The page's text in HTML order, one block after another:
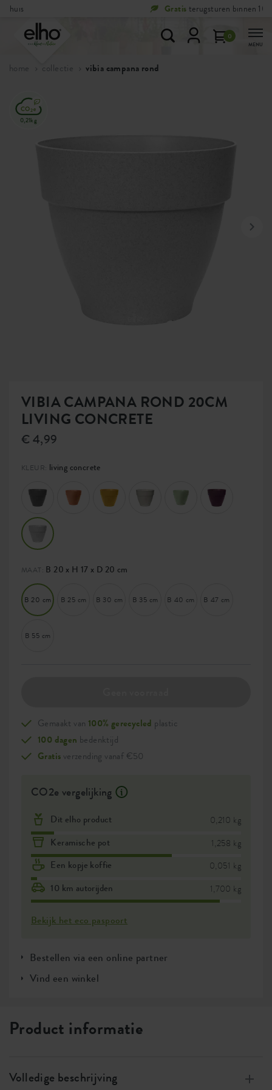
terugsturen binnen 100 dagen
0
MENU
home collectie vibia campana rond
VIBIA CAMPANA ROND 20CM
LIVING CONCRETE
€ 4,99
KLEUR: living concrete
MAAT: B 20 x H 17 x D 20 cm
B 20 cm B 25 cm B 30 cm B 35 cm B 40 cm B 47 cm
B 55 cm
Gemaakt van 100% gerecycled plastic
100 dagen bedenktijd
Gratis verzending vanaf €50
CO2e vergelijking
Dit elho product 0,210 kg
Keramische pot 1,258 kg
Een kopje koffie 0,051 kg
10 km autorijden 1,700 kg
Bekijk het eco paspoort
Bestellen via een online partner
Vind een winkel
0,21kg
Product informatie
Volledige beschrijving